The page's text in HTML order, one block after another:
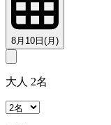
8月10日(月)
大人 2名